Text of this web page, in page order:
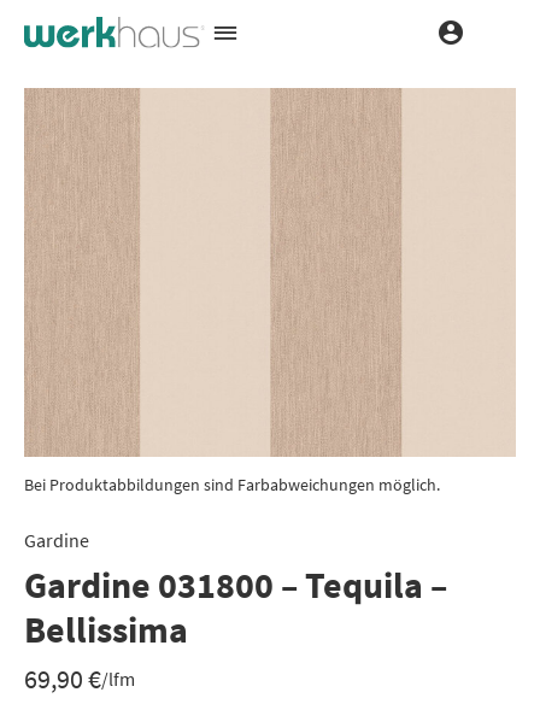
Bei Produktabbildungen sind Farbabweichungen möglich.
Gardine
Gardine 031800 – Tequila –
Bellissima
69,90€/lfm